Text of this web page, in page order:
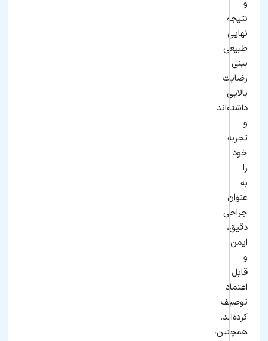
و
نتیجه
نهایی
طبیعی
بینی
رضایت
بالایی
داشته‌اند
و
تجربه
خود
را
به‌
عنوان
جراحی
دقیق،
ایمن
و
قابل
اعتماد
توصیف
کرده‌اند.
همچنین،